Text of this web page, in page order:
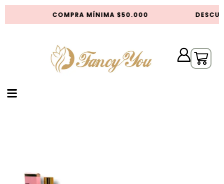
COMPRA MÍNIMA $50.000